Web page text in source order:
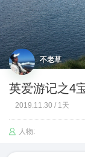
不老草
英爱游记之4
2019.11.30 / 1天
人物: